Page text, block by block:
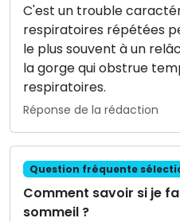
C'est un trouble
respiratoires répétées
le plus souvent à un
la gorge qui obstrue
respiratoires.
Réponse de la rédaction
Question fréquente
Comment savoir si je
sommeil ?